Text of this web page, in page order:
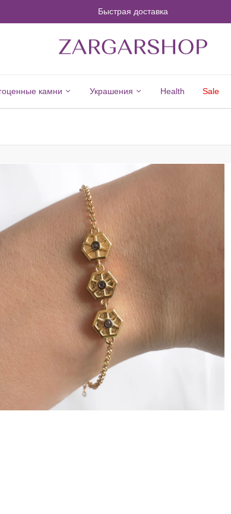
Быстрая доставка
камни Украшения
Украшения
Поступления
Кольца
Серьги
Цепи
Подвески
Ожерелья
Наборы
Украшений
Распродажа
Health Sale